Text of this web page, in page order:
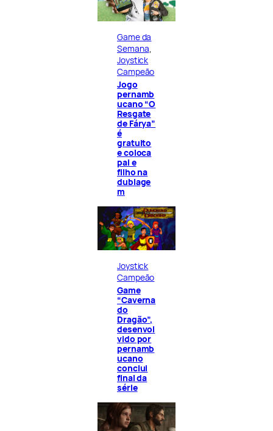
Game da
Semana
Joystick
Campeão
Jogo
pernamb
ucano “O
Resgate
de Fárya”
é
gratuito
e coloca
pai e
filho na
dublage
m
Joystick
Campeão
Game
“Caverna
do
Dragão”,
desenvol
vido por
pernamb
ucano
conclui
final da
série